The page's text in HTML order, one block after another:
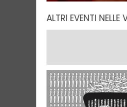
ALTRI EVENTI NELLE